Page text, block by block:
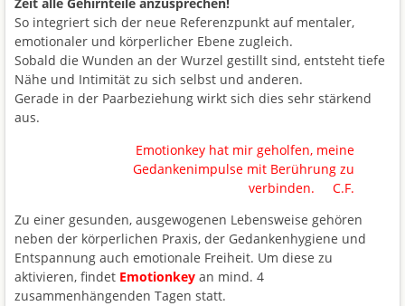
Zeit alle Gehirnteile anzusprechen!
So integriert sich der neue Referenzpunkt auf mentaler,
emotionaler und körperlicher Ebene zugleich.
Sobald die Wunden an der Wurzel gestillt sind, entsteht tiefe
Nähe und Intimität zu sich selbst und anderen.
Gerade in der Paarbeziehung wirkt sich dies sehr stärkend
aus.
Emotionkey hat mir geholfen, meine
Gedankenimpulse mit Berührung zu
verbinden. C.F.
Zu einer gesunden, ausgewogenen Lebensweise gehören
neben der körperlichen Praxis, der Gedankenhygiene und
Entspannung auch emotionale Freiheit. Um diese zu
aktivieren, findet Emotionkey an mind. 4
zusammenhängenden Tagen statt.